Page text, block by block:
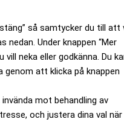
så samtycker du till att
Under knappen “Mer
neka eller godkänna. Du
genom att klicka på knappen
mot behandling av
och justera dina val när
högre intäkter i kronor
men gynnades sedan
miljardären Carl
fuskat med bokföringen.